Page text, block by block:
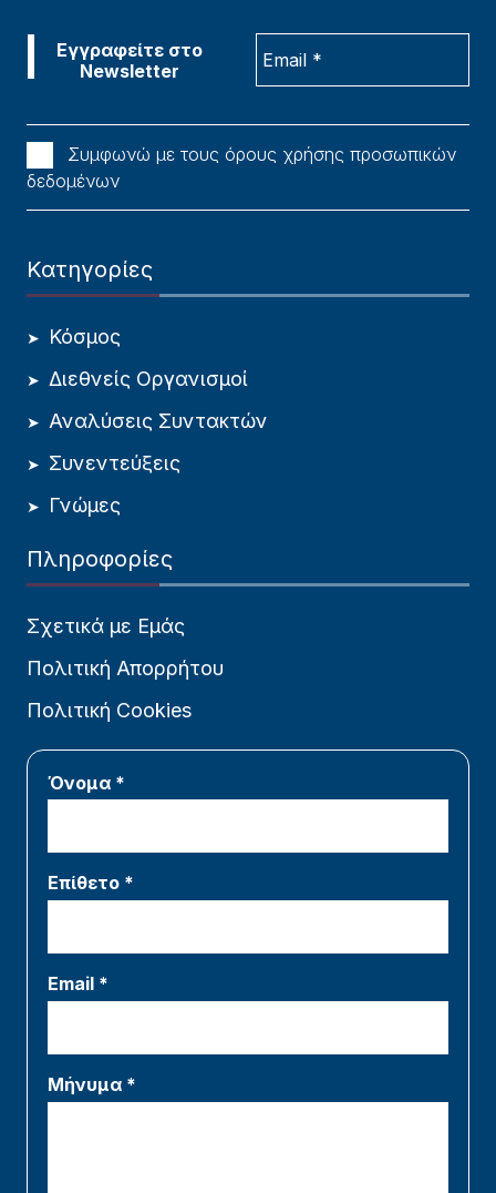
Συμφωνώ με τους όρους χρήσης προσωπικών
δεδομένων
Κατηγορίες
Κόσμος
Διεθνείς Οργανισμοί
Αναλύσεις Συντακτών
Συνεντεύξεις
Γνώμες
Πληροφορίες
Σχετικά με Εμάς
Πολιτική Απορρήτου
Πολιτική Cookies
Όνομα *
Επίθετο *
Email *
Μήνυμα *